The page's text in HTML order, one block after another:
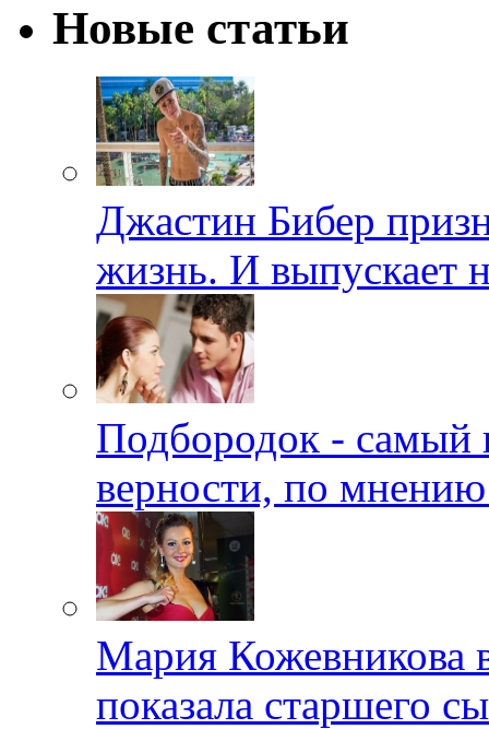
Новые статьи
Джастин Бибер
жизнь. И выпускает
Подбородок - самый
верности, по
Мария Кожевникова
показала старшего